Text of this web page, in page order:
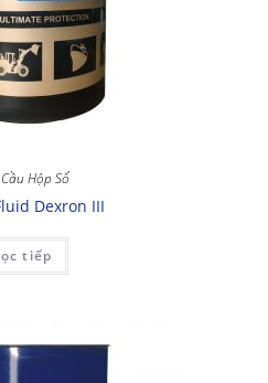
Hộp Số
Dexron III
tiếp